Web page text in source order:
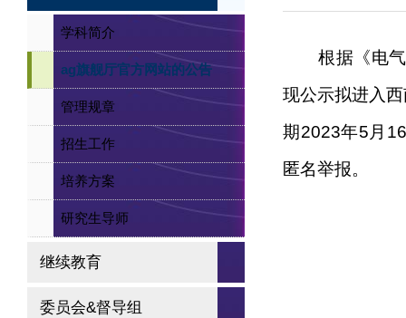
学科简介
ag旗舰厅官方网站的公告
管理规章
招生工作
培养方案
研究生导师
继续教育
委员会&督导组
根据《电
现公示拟进入
期2023年5 月 16
匿名举报。